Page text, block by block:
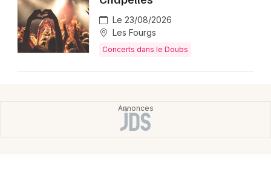
Le 23/08/2026
Les Fourgs
Concerts dans le Doubs